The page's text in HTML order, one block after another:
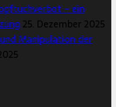
– ein
25. Dezember 2025
Manipulation der